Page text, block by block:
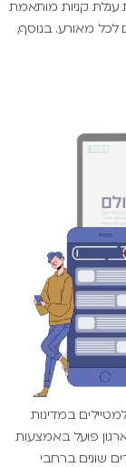
קניות מותאמת
לכל מאורע. בנוסף,
במדינות
פועל באמצעות
שונים ברחבי